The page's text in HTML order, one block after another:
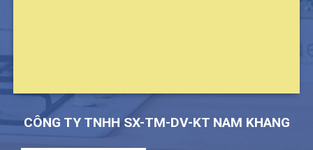
CÔNG TY TNHH SX-TM-DV-KT NAM KHANG